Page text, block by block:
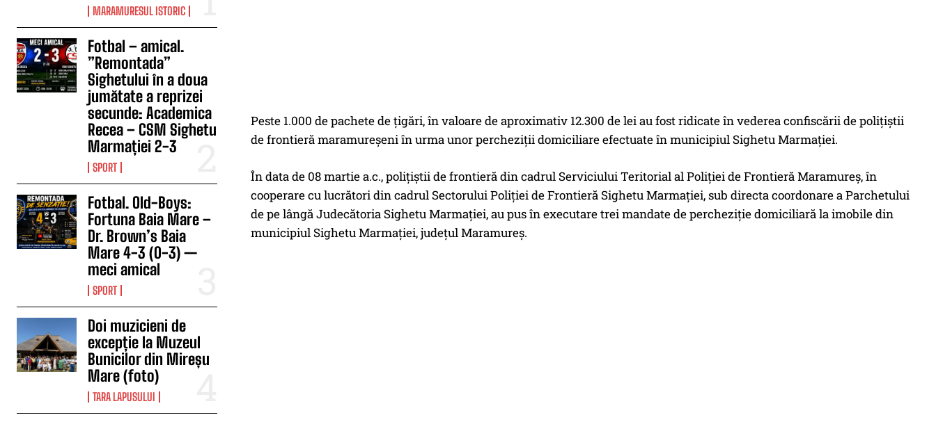
MARAMURESUL ISTORIC
Fotbal – amical.
”Remontada”
Sighetului în a doua
jumătate a reprizei
secunde: Academica
Recea – CSM Sighetu
Marmației 2-3
SPORT
Fotbal. Old-Boys:
Fortuna Baia Mare –
Dr. Brown’s Baia
Mare 4-3 (0-3) —
meci amical
SPORT
Doi muzicieni de
excepție la Muzeul
Bunicilor din Mireșu
Mare (foto)
TARA LAPUSULUI
Peste 1.000 de pachete de țigări, în valoare de aproximativ 12.300 de lei au fost ridicate în vederea confiscării de polițiștii
de frontieră maramureșeni în urma unor percheziții domiciliare efectuate în municipiul Sighetu Marmației.
În data de 08 martie a.c., polițiștii de frontieră din cadrul Serviciului Teritorial al Poliției de Frontieră Maramureș, în
cooperare cu lucrători din cadrul Sectorului Poliției de Frontieră Sighetu Marmației, sub directa coordonare a Parchetului
de pe lângă Judecătoria Sighetu Marmației, au pus în executare trei mandate de percheziție domiciliară la imobile din
municipiul Sighetu Marmației, județul Maramureș.